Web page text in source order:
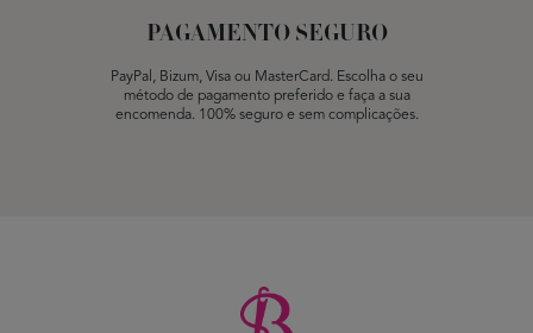
PAGAMENTO SEGURO
PayPal, Bizum, Visa ou MasterCard. Escolha o seu
método de pagamento preferido e faça a sua
encomenda. 100% seguro e sem complicações.